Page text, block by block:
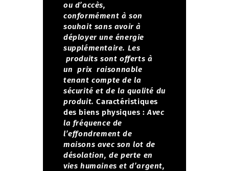
ou d’accès,
conformément à son
souhait sans avoir à
déployer une énergie
supplémentaire. Les
produits sont offerts à
un prix raisonnable
tenant compte de la
sécurité et de la qualité du
produit. Caractéristiques
des biens physiques : Avec
la fréquence de
l’effondrement de
maisons avec son lot de
désolation, de perte en
vies humaines et d’argent,